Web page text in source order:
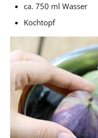
ca. 750 ml Wasser
Kochtopf